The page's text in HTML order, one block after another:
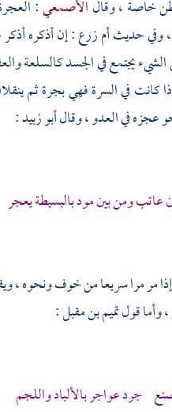
خاصة ، وقالالأصمعي:
وفي حديثأم زرع: إن أذكره
يجتمع في الجسد كالسلعة
كانت في السرة فهي بجرة ثم
عجزه في العدو ، وقالأبو زبيد:
ومن بين مود بالبسيطة يعجر
مر مرا سريعا من خوف ونحوه ،
وأما قولتميم بن مقبل:
جرد عواجر بالألباد واللجم